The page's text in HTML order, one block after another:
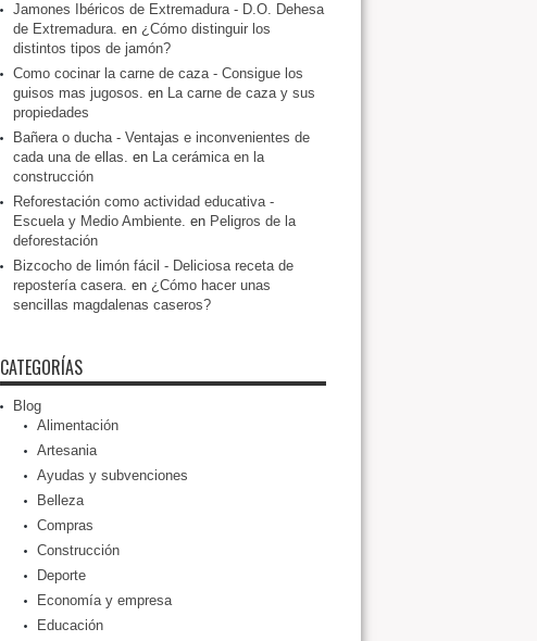
Jamones Ibéricos de Extremadura - D.O. Dehesa
de Extremadura. en ¿Cómo distinguir los
distintos tipos de jamón?
Como cocinar la carne de caza - Consigue los
guisos mas jugosos. en La carne de caza y sus
propiedades
Bañera o ducha - Ventajas e inconvenientes de
cada una de ellas. en La cerámica en la
construcción
Reforestación como actividad educativa -
Escuela y Medio Ambiente. en Peligros de la
deforestación
Bizcocho de limón fácil - Deliciosa receta de
repostería casera. en ¿Cómo hacer unas
sencillas magdalenas caseros?
CATEGORÍAS
Blog
Alimentación
Artesania
Ayudas y subvenciones
Belleza
Compras
Construcción
Deporte
Economía y empresa
Educación